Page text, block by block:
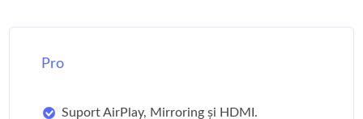
Pro
Suport AirPlay, Mirroring și HDMI.